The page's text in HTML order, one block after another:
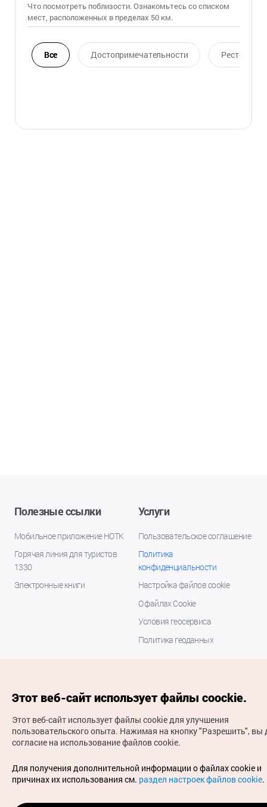
Что посмотреть поблизости. Ознакомьтесь со списком
мест, расположенных в пределах 50 км.
Все Достопримечательности Ресторан
Полезные ссылки
Мобильное приложение НОТК
Горячая линия для туристов
1330
Электронные книги
Услуги
Пользовательское соглашение
Политика
конфиденциальности
Настройка файлов cookie
О файлах Cookie
Условия геосервиса
Политика геоданных
(с) Национальная организация туризма Кореи Все
права защищены
Для извещения об ошибках и проблемах, связанных с
работой веб-сайта, направляйте ваши запросы на
официальный адрес электронной почты
Этот веб-сайт использует файлы coockie.
Этот веб-сайт использует файлы cookie для улучшения
пользовательского опыта. Нажимая на кнопку "Разрешить", вы
согласие на использование файлов cookie.
Для получения дополнительной информации о файлах cookie и
причинах их использования см. раздел настроек файлов cookie.